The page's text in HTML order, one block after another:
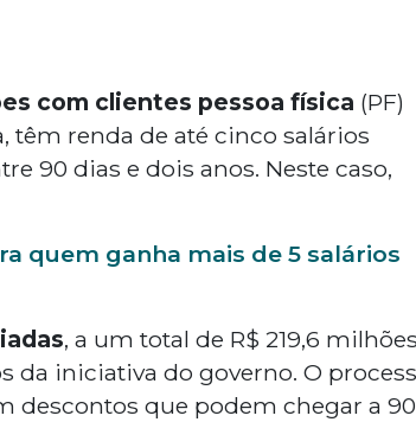
com clientes pessoa física (PF)
têm renda de até cinco salários
90 dias e dois anos. Neste caso,
quem ganha mais de 5 salários
, a um total de R$ 219,6 milhões
da iniciativa do governo. O
descontos que podem chegar a